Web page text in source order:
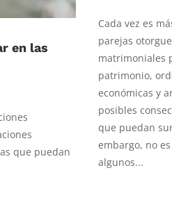
en las
que puedan
Cada vez es
parejas
matrimoniales
patrimonio,
económicas y
posibles
que puedan
embargo, no
algunos...